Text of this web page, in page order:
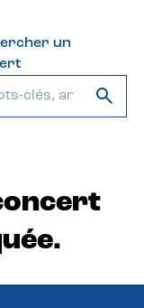
un